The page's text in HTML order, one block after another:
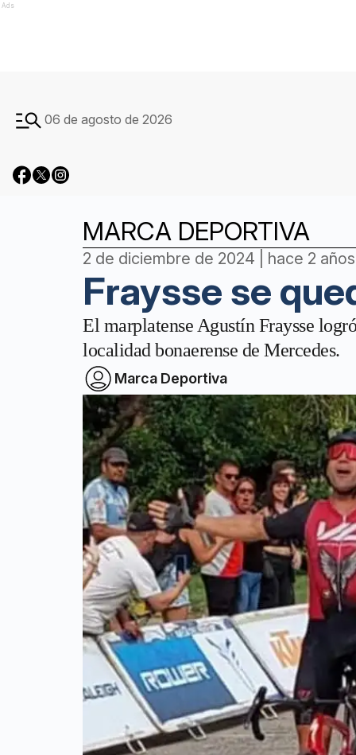
Ads
06 de agosto de 2026
MARCA DEPORTIVA
2 de diciembre de 2024 | hace 2 años
Fraysse se
El marplatense Agustín Fraysse
localidad bonaerense de Mercedes.
Marca Deportiva